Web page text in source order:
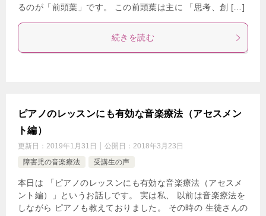
るのが「前頭葉」です。 この前頭葉は主に 「思考、創 […]
続きを読む
ピアノのレッスンにも有効な音楽療法（アセスメン
ト編）
更新日： 2019年1月31日 公開日： 2018年3月23日
障害児の音楽療法
受講生の声
本日は 「ピアノのレッスンにも有効な音楽療法（アセスメ
ント編）」というお話しです。 実は私、 以前は音楽療法を
しながら ピアノも教えておりました。 その時の 生徒さんの